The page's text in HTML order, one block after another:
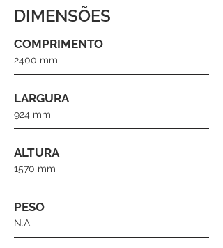
DIMENSÕES
COMPRIMENTO
2400 mm
LARGURA
924 mm
ALTURA
1570 mm
PESO
N.A.